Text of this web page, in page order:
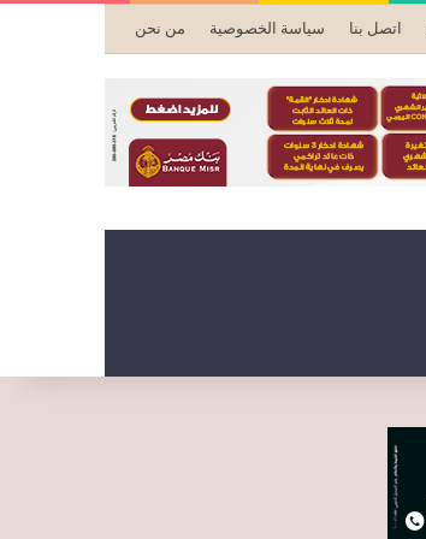
اتصل بنا سياسة الخصوصية من نحن